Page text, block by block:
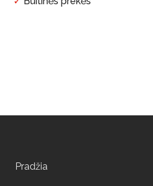
Pradžia